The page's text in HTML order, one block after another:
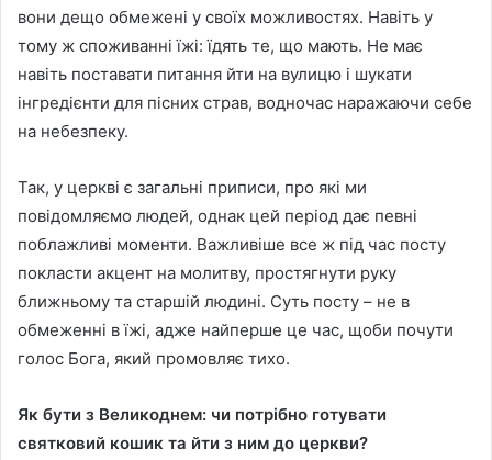
вони дещо обмежені у своїх можливостях. Навіть у
тому ж споживанні їжі: їдять те, що мають. Не має
навіть поставати питання йти на вулицю і шукати
інгредієнти для пісних страв, водночас наражаючи себе
на небезпеку.
Так, у церкві є загальні приписи, про які ми
повідомляємо людей, однак цей період дає певні
поблажливі моменти. Важливіше все ж під час посту
покласти акцент на молитву, простягнути руку
ближньому та старшій людині. Суть посту – не в
обмеженні в їжі, адже найперше це час, щоби почути
голос Бога, який промовляє тихо.
Як бути з Великоднем: чи потрібно готувати
святковий кошик та йти з ним до церкви?